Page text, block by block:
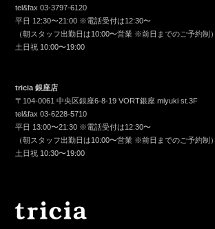
tel&fax03-3797-6120
平日 12:30〜21:00 ※電話受付は12:30〜
（朝スタッフ出勤日は10:00〜営業 ※前日までのご予約制）
土日祝 10:00〜19:00
tricia 銀座店
〒104-0061 中央区銀座6-8-19 VORT銀座 miyuki st.3F
tel&fax03-6228-5710
平日 13:00〜21:30 ※電話受付は12:30〜
（朝スタッフ出勤日は10:00〜営業 ※前日までのご予約制）
土日祝 10:30〜19:00